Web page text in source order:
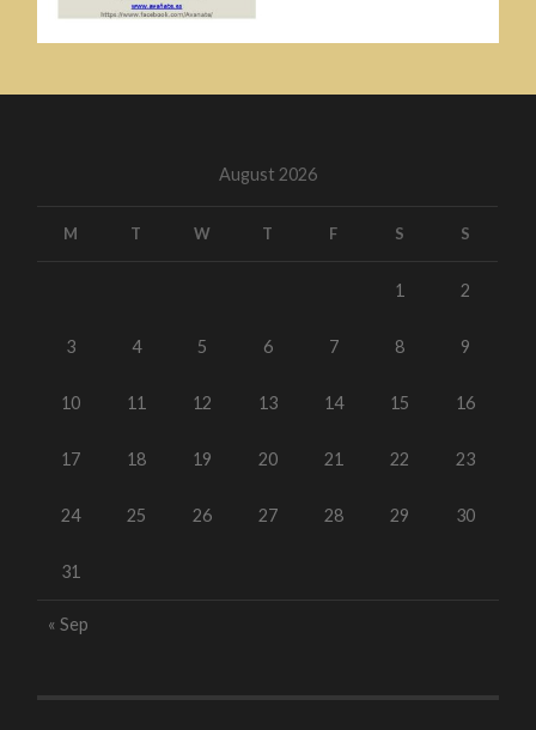
August 2026
M T W T F S S
1 2
3 4 5 6 7 8 9
10 11 12 13 14 15 16
17 18 19 20 21 22 23
24 25 26 27 28 29 30
31
« Sep